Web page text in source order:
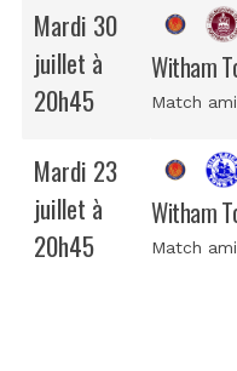
Mardi 30
juillet à
20h45
Witham
Match
Mardi 23
juillet à
20h45
Witham
Match